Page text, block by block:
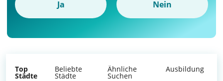
Ja Nein
Top
Städte
Beliebte
Städte
Ähnliche
Suchen
Ausbildung